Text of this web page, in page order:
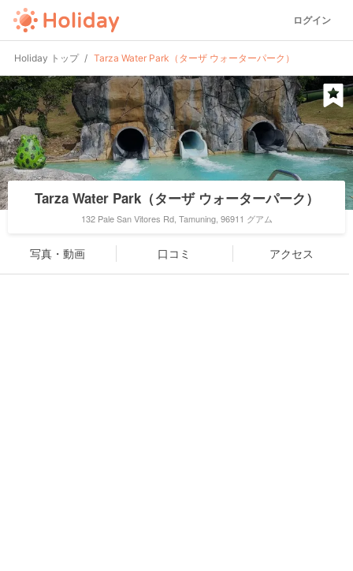
ログイン
Holiday トップ Tarza Water Park（ターザ ウォーターパーク）
Tarza Water Park（ターザ ウォーターパーク）
132 Pale San Vitores Rd, Tamuning, 96911 グアム
写真・動画 口コミ アクセス